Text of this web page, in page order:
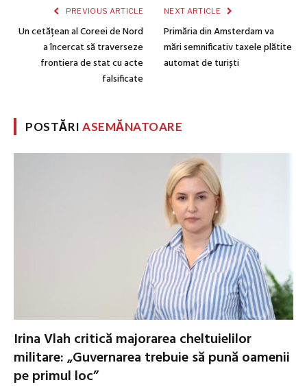
PREVIOUS ARTICLE
Un cetățean al Coreei de Nord
a încercat să traverseze
frontiera de stat cu acte
falsificate
NEXT ARTICLE
Primăria din Amsterdam va
mări semnificativ taxele plătite
automat de turiști
POSTĂRIASEMĂNATOARE
Irina Vlah critică majorarea cheltuielilor
militare: „Guvernarea trebuie să pună oamenii
pe primul loc”